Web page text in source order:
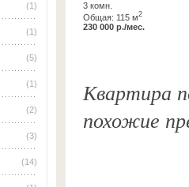
(1)
(1)
(5)
(1)
(2)
(3)
(14)
3 комн.
Общая: 115 м2
230 000 р./мес.
Квартира
похожие